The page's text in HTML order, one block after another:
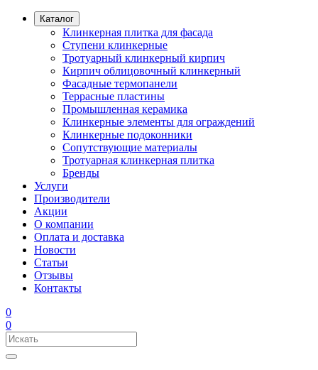
Каталог
Клинкерная плитка для фасада
Ступени клинкерные
Тротуарный клинкерный кирпич
Кирпич облицовочный клинкерный
Фасадные термопанели
Террасные пластины
Промышленная керамика
Клинкерные элементы для ограждений
Клинкерные подоконники
Сопутствующие материалы
Тротуарная клинкерная плитка
Бренды
Услуги
Производители
Акции
О компании
Оплата и доставка
Новости
Статьи
Отзывы
Контакты
0
0